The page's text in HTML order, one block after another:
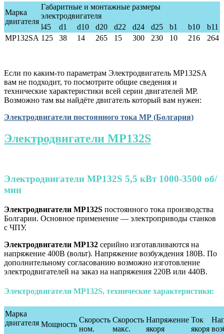
Марка
двигателя
Габаритные и монтажные размеры
электродвигателя
l45
d1 d10 d20 d22 d24 d25 b1 b10
b11
MP132SA 125 38 14 265 15 300 230 10 216 264
Если по каким-то параметрам Электродвигатель МР132SA
вам не подходит, то посмотрите общие сведения и
технические характеристики всей серии двигателей МР.
Возможно там вы найдёте двигатель который вам нужен:
Электродвигатели постоянного тока МР (Болгария)
Электродвигатели МР132S
Электродвигатели МР132S 5,5 кВт 1000-3500 об/
мин
Электродвигатели МР132S постоянного тока производства
Болгарии. Основное применение — электроприводы станков
с ЧПУ.
Электродвигатели МР132 серийно изготавливаются на
напряжение 400В (вольт). Напряжение возбуждения 180В. По
дополнительному согласованию возможно изготовление
электродвигателей на заказ на напряжения 220В или 440В.
Электродвигатели МР132S, технические характеристики:
Марка
двигателя Мощность
Скорость
ном.
Скорость
макс.
Напряжение
якоря
Ток
якоря